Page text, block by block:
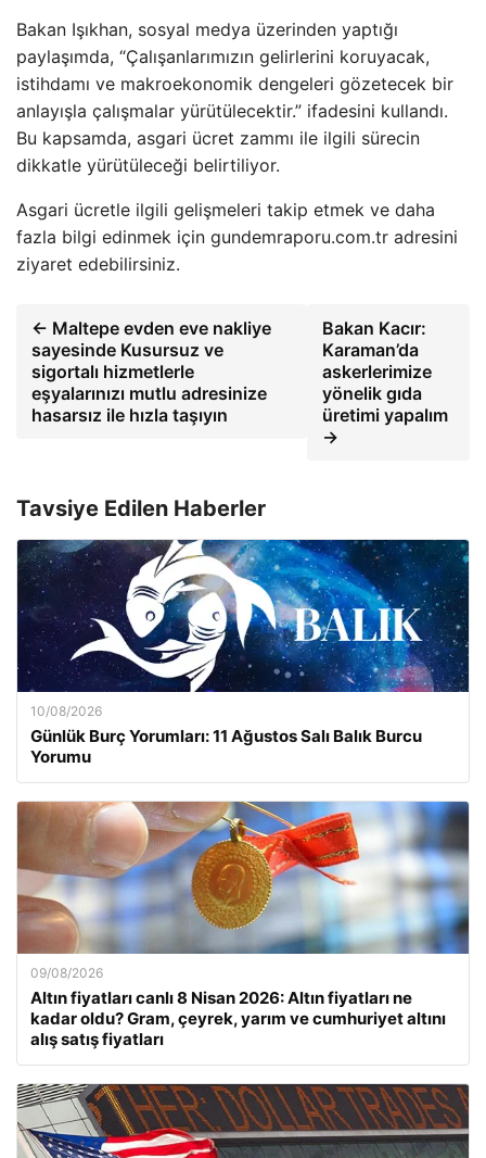
Bakan Işıkhan, sosyal medya üzerinden yaptığı
paylaşımda, “Çalışanlarımızın gelirlerini koruyacak,
istihdamı ve makroekonomik dengeleri gözetecek bir
anlayışla çalışmalar yürütülecektir.” ifadesini kullandı.
Bu kapsamda, asgari ücret zammı ile ilgili sürecin
dikkatle yürütüleceği belirtiliyor.
Asgari ücretle ilgili gelişmeleri takip etmek ve daha
fazla bilgi edinmek için gundemraporu.com.tr adresini
ziyaret edebilirsiniz.
← Maltepe evden eve nakliye
sayesinde Kusursuz ve
sigortalı hizmetlerle
eşyalarınızı mutlu adresinize
hasarsız ile hızla taşıyın
Bakan Kacır:
Karaman’da
askerlerimize
yönelik gıda
üretimi yapalım
→
Tavsiye Edilen Haberler
10/08/2026
Günlük Burç Yorumları: 11 Ağustos Salı Balık Burcu
Yorumu
09/08/2026
Altın fiyatları canlı 8 Nisan 2026: Altın fiyatları ne
kadar oldu? Gram, çeyrek, yarım ve cumhuriyet altını
alış satış fiyatları